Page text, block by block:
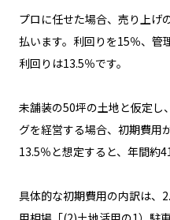
プロに任せた場合、売り上げ
払います。利回りを15％、管
利回りは13.5％です。
未舗装の50坪の土地と仮定し
グを経営する場合、初期費用
13.5％と想定すると、年間約
具体的な初期費用の内訳は、